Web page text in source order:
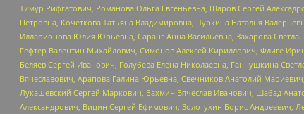
Тимур Рифгатович, Романова Ольга Евгеньевна, Щаров Сергей
Петровна, Кочеткова Татьяна Владимировна, Чуркина Наталья
Илларионова Юлия Юрьевна, Саранг Анна Васильевна, Захарова
Гефтер Валентин Михайлович, Симонов Алексей Кириллович, Флиге
Беляев Сергей Иванович, Голубева Елена Николаевна, Ганнушкина
Вячеславович, Арапова Галина Юрьевна, Свечников Анатолий
Лукашевский Сергей Маркович, Бахмин Вячеслав Иванович, Шабад
Александрович, Вицин Сергей Ефимович, Золотухин Борис